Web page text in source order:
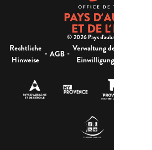
© 2026 Pays d'aubagne et de l'étoile -
Rechtliche
Hinweise
- AGB - Verwaltung der
Einwilligung